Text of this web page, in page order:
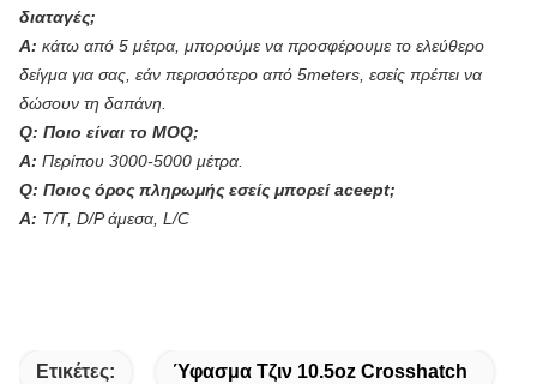
διαταγές;
Α: κάτω από 5 μέτρα, μπορούμε να προσφέρουμε το ελεύθερο
δείγμα για σας, εάν περισσότερο από 5meters, εσείς πρέπει να
δώσουν τη δαπάνη.
Q: Ποιο είναι το MOQ;
Α: Περίπου 3000-5000 μέτρα.
Q: Ποιος όρος πληρωμής εσείς μπορεί aceept;
Α: T/T, D/P άμεσα, L/C
Ετικέτες: Ύφασμα Τζιν 10.5oz Crosshatch